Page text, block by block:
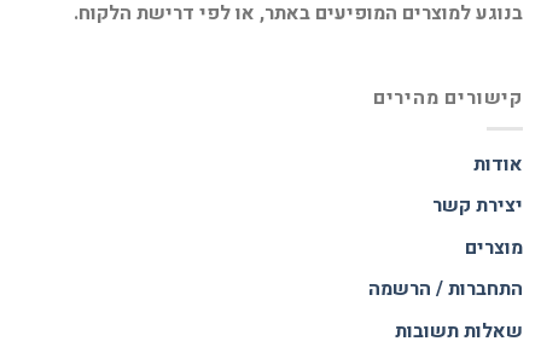
בנוגע למוצרים המופיעים באתר, או לפי דרישת הלקוח.
קישורים מהירים
אודות
יצירת קשר
מוצרים
התחברות / הרשמה
שאלות תשובות